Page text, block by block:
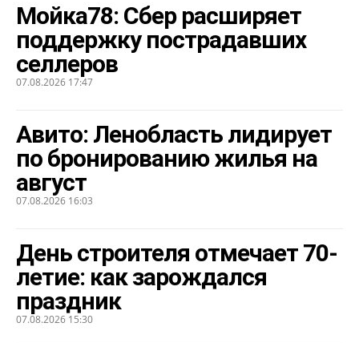
Мойка78: Сбер расширяет
поддержку пострадавших
селлеров
07.08.2026 17:47
Авито: Ленобласть лидирует
по бронированию жилья на
август
07.08.2026 16:03
День строителя отмечает 70-
летие: как зарождался
праздник
07.08.2026 15:30